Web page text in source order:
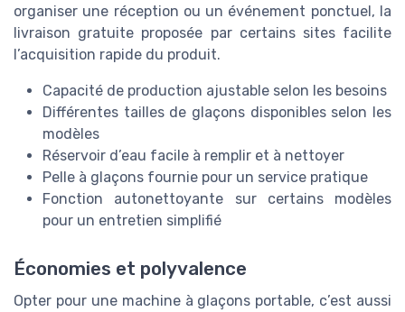
organiser une réception ou un événement ponctuel, la
livraison gratuite proposée par certains sites facilite
l’acquisition rapide du produit.
Capacité de production ajustable selon les besoins
Différentes tailles de glaçons disponibles selon les
modèles
Réservoir d’eau facile à remplir et à nettoyer
Pelle à glaçons fournie pour un service pratique
Fonction autonettoyante sur certains modèles
pour un entretien simplifié
Économies et polyvalence
Opter pour une machine à glaçons portable, c’est aussi